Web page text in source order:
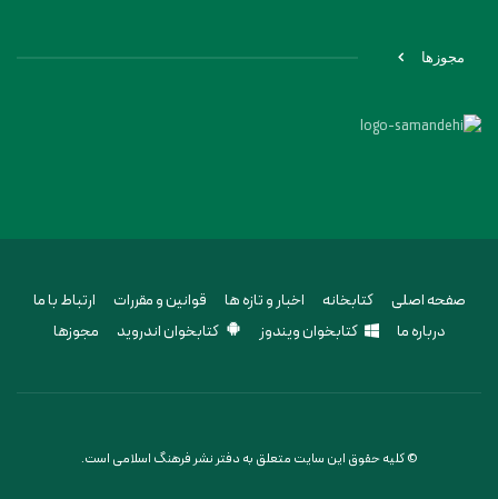
مجوزها
صفحه اصلی کتابخانه اخبار و تازه ها قوانین و مقررات
ارتباط با ما
درباره ما
کتابخوان ویندوز کتابخوان اندروید مجوزها
© کلیه حقوق این سایت متعلق به دفتر نشر فرهنگ اسلامی است.